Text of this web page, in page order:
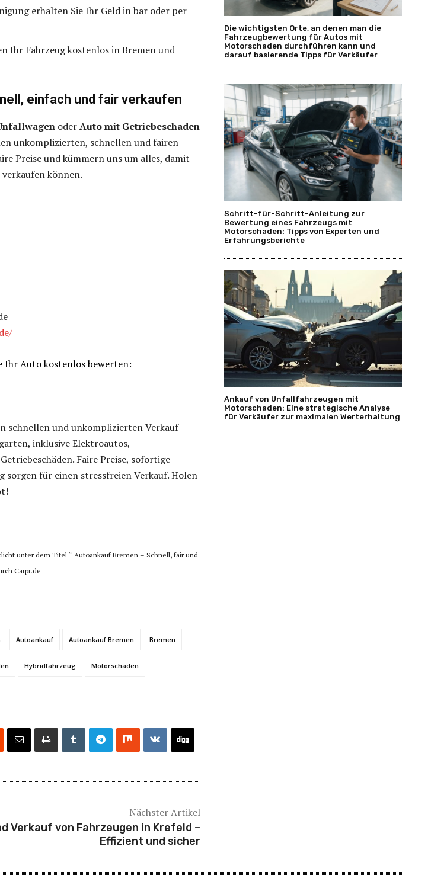
erhalten Sie Ihr Geld in bar oder per
Ihr Fahrzeug kostenlos in Bremen und
einfach und fair verkaufen
oderAuto mit Getriebeschaden
unkomplizierten, schnellen und fairen
Preise und kümmern uns um alles, damit
können.
Ihr Auto kostenlos bewerten:
schnellen und unkomplizierten Verkauf
inklusive Elektroautos,
Faire Preise, sofortige
sorgen für einen stressfreien Verkauf. Holen
unter dem Titel “ Autoankauf Bremen – Schnell, fair und
Carpr.de
Autoankauf Autoankauf Bremen Bremen
Hybridfahrzeug Motorschaden
Nächster Artikel
Verkauf von Fahrzeugen in Krefeld –
Effizient und sicher
Die wichtigsten Orte, an denen man die
Fahrzeugbewertung für Autos mit
Motorschaden durchführen kann und
darauf basierende Tipps für Verkäufer
Schritt-für-Schritt-Anleitung zur
Bewertung eines Fahrzeugs mit
Motorschaden: Tipps von Experten und
Erfahrungsberichte
Ankauf von Unfallfahrzeugen mit
Motorschaden: Eine strategische Analyse
für Verkäufer zur maximalen Werterhaltung